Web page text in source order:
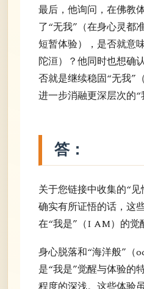
最后，他询问，在佛教
了“无我”（在身心灵都
短暂体验），是否就意
陀洹）？他同时也想确
否就是继续稳固“无我”
进一步消融更深层次的“
答：
关于您链接中收集的“
确实有所证悟的话，这
在“我是”（I AM）的觉
身心脱落和“海洋般”（
是“我是”觉醒与体验的